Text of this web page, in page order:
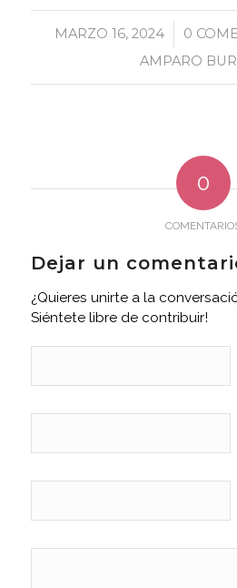
MARZO 16, 2024
/ 0
AMPARO
0
Dejar un
¿Quieres unirte a la
Siéntete libre de contribuir!